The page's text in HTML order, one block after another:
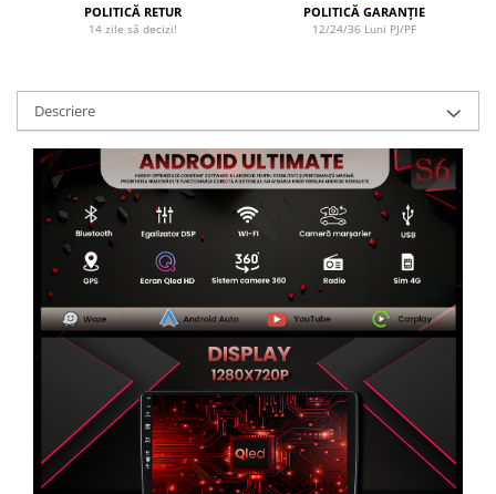
POLITICĂ RETUR
14 zile să decizi!
POLITICĂ GARANȚIE
12/24/36 Luni PJ/PF
Descriere